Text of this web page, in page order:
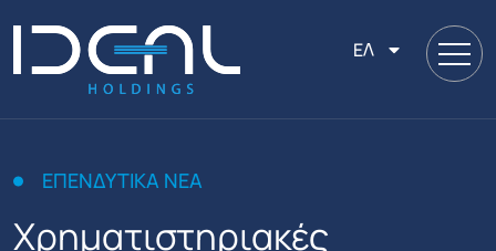
ΕΛ
ΕΠΕΝΔΥΤΙΚΆ ΝΈΑ
Χρηματιστηριακές